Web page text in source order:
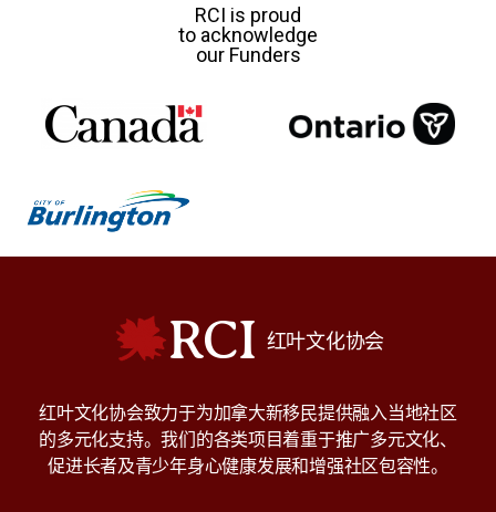
RCI is proud
to acknowledge
our Funders
RCI 红叶文化协会
红叶文化协会致力于为加拿大新移民提供融入当地社区
的多元化支持。我们的各类项目着重于推广多元文化、
促进长者及青少年身心健康发展和增强社区包容性。